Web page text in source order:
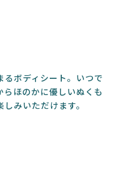
るボディシート。いつで
ほのかに優しいぬくも
みいただけます。